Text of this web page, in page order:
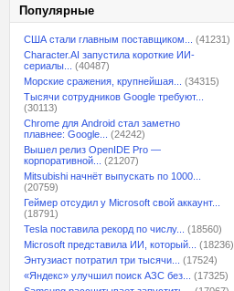
Популярные
США стали главным поставщиком...
(41231)
Character.AI запустила короткие ИИ-
сериалы...
(40487)
Морские сражения, крупнейшая...
(34315)
Тысячи сотрудников Google требуют...
(30113)
Chrome для Android стал заметно
плавнее: Google...
(24242)
Вышел релиз OpenIDE Pro —
корпоративной...
(21207)
Mitsubishi начнёт выпускать по 1000...
(20759)
Геймер отсудил у Microsoft свой аккаунт...
(18791)
Tesla поставила рекорд по числу...
(18560)
Microsoft представила ИИ, который...
(18236)
Энтузиаст потратил три тысячи...
(17524)
«Яндекс» улучшил поиск АЗС без...
(17325)